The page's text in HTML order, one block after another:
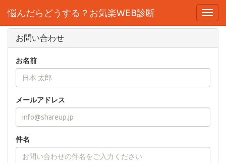
悩んだらどうする？お気楽WEB診断 お問い合わせ
お問い合わせ
お名前
メールアドレス
件名
悩んだらどうする？お気楽WEB診断